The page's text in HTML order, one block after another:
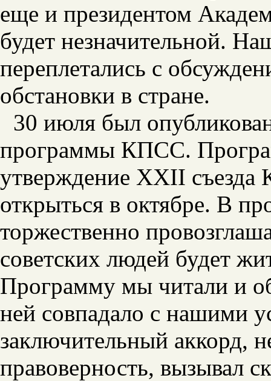
еще и президентом
будет незначительной.
переплетались с
обстановки в стране.
30 июля был
программы КПСС.
утверждение XXII
открыться в октябре. В
торжественно
советских людей будет
Программу мы читали и
ней совпадало с нашими
заключительный аккорд,
правоверность, вызывал